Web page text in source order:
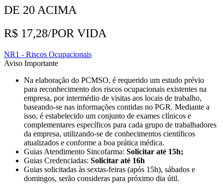
DE 20 ACIMA
R$ 17,28/POR VIDA
NR1 - Riscos Ocupacionais
Aviso Importante​
Na elaboração do PCMSO, é requerido um estudo prévio
para reconhecimento dos riscos ocupacionais existentes na
empresa, por intermédio de visitas aos locais de trabalho,
baseando-se nas informações contidas no PGR. Mediante a
isso, é estabelecido um conjunto de exames clínicos e
complementares específicos para cada grupo de trabalhadores
da empresa, utilizando-se de conhecimentos científicos
atualizados e conforme a boa prática médica.
Guias Atendimento Sincofarma: Solicitar até 15h;
Guias Credenciadas: Solicitar até 16h
Guias solicitadas às sextas-feiras (após 15h), sábados e
domingos, serão consideras para próximo dia útil.